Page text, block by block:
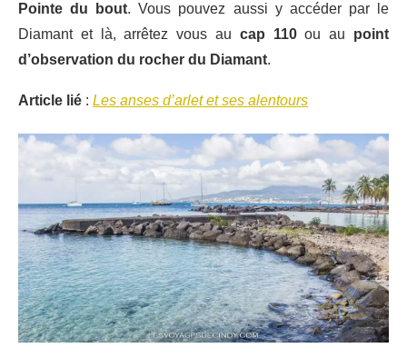
Pointe du bout. Vous pouvez aussi y accéder par le
Diamant et là, arrêtez vous au cap 110ou au point
d’observation du rocher du Diamant.
Article lié : Les anses d’arlet et ses alentours